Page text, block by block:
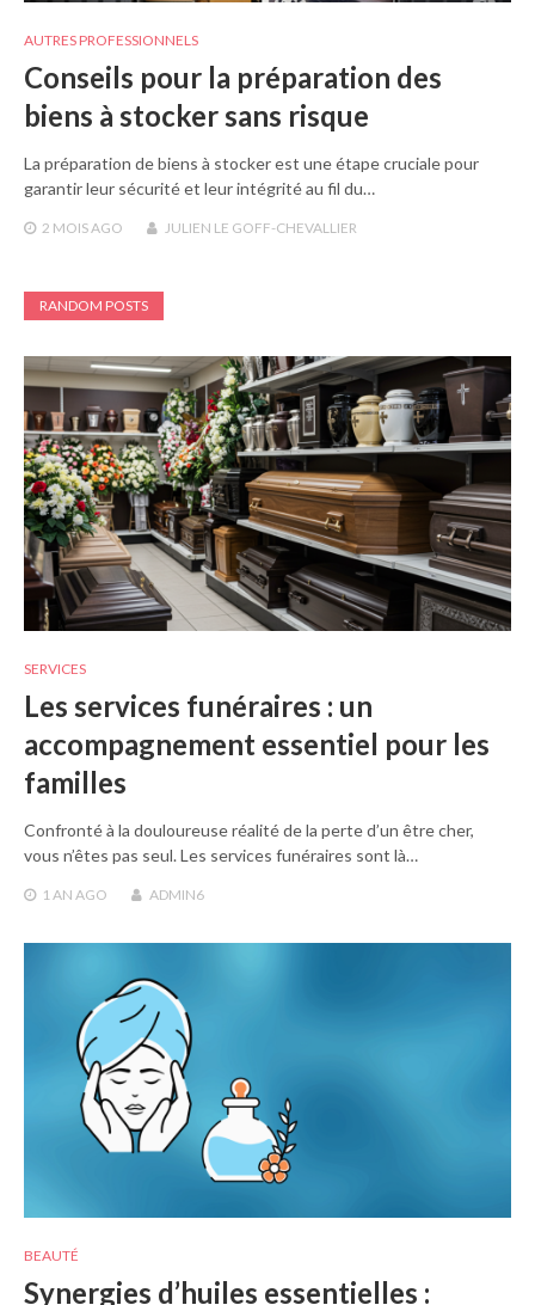
AUTRES PROFESSIONNELS
Conseils pour la préparation des
biens à stocker sans risque
La préparation de biens à stocker est une étape cruciale pour
garantir leur sécurité et leur intégrité au fil du…
2 MOIS AGO JULIEN LE GOFF-CHEVALLIER
RANDOM POSTS
SERVICES
Les services funéraires : un
accompagnement essentiel pour les
familles
Confronté à la douloureuse réalité de la perte d’un être cher,
vous n’êtes pas seul. Les services funéraires sont là…
1 AN AGO ADMIN6
BEAUTÉ
Synergies d’huiles essentielles :